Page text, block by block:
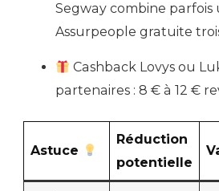
Segway combine parfois
Assurpeople gratuite
Cashback Lovys ou
partenaires : 8 € à 12 €
Astuce
Réduction
potentielle